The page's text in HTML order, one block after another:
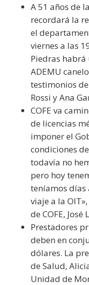
A 51 años de
recordará la
el
viernes a las
Piedras
ADEMU
testimonios
Rossi y Ana
COFE va
de licencias
imponer el
condiciones
todavía no
pero hoy
teníamos días
viaje a la
de COFE, José
Prestadores
deben en
dólares. La
de Salud,
Unidad de